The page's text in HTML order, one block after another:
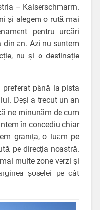
– Kaiserschmarrn.
și alegem o rută mai
pentru urcări
din an. Azi nu suntem
nu și o destinație
preferat până la pista
Deși a trecut un an
ne minunăm de cum
în concediu chiar
granița, o luăm pe
pe direcția noastră.
multe zone verzi și
șoselei pe cât